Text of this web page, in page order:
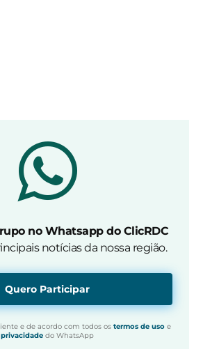
no Whatsapp do ClicRDC
notícias da nossa região.
Quero Participar
e de acordo com todos os termos de usoe
privacidade do WhatsApp